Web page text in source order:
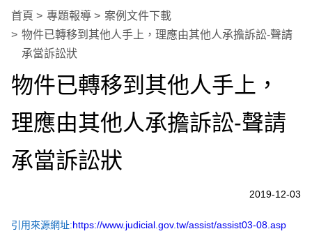
首頁 專題報導
案例文件下載
物件已轉移到其他人手上，理應由其他人承擔訴訟-聲請
承當訴訟狀
物件已轉移到其他人手上，
理應由其他人承擔訴訟-聲請
承當訴訟狀
2019-12-03
引用來源網址:https://www.judicial.gov.tw/assist/assist03-08.asp